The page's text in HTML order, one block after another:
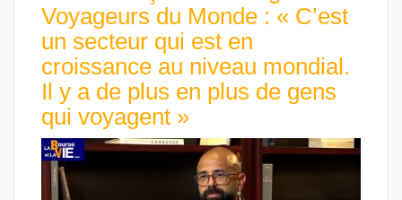
Voyageurs du Monde : « C’est
un secteur qui est en
croissance au niveau mondial.
Il y a de plus en plus de gens
qui voyagent »